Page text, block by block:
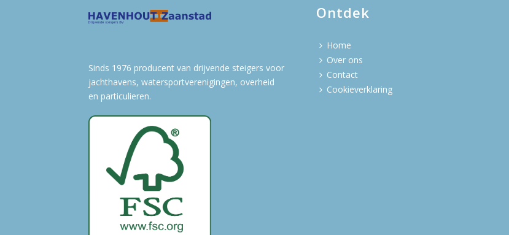
Sinds 1976 producent van drijvende steigers voor
jachthavens, watersportverenigingen, overheid
en particulieren.
Ontdek
Home
Over ons
Contact
Cookieverklaring